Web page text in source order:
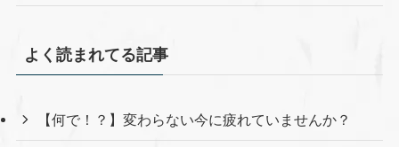
よく読まれてる記事
【何で！？】変わらない今に疲れていませんか？